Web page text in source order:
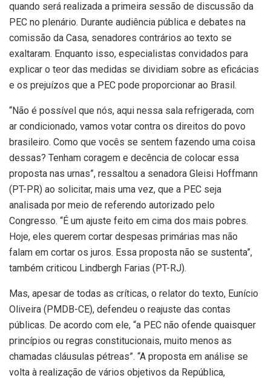
quando será realizada a primeira sessão de discussão da
PEC no plenário. Durante audiência pública e debates na
comissão da Casa, senadores contrários ao texto se
exaltaram. Enquanto isso, especialistas convidados para
explicar o teor das medidas se dividiam sobre as eficácias
e os prejuízos que a PEC pode proporcionar ao Brasil.
“Não é possível que nós, aqui nessa sala refrigerada, com
ar condicionado, vamos votar contra os direitos do povo
brasileiro. Como que vocês se sentem fazendo uma coisa
dessas? Tenham coragem e decência de colocar essa
proposta nas urnas”, ressaltou a senadora Gleisi Hoffmann
(PT-PR) ao solicitar, mais uma vez, que a PEC seja
analisada por meio de referendo autorizado pelo
Congresso. “É um ajuste feito em cima dos mais pobres.
Hoje, eles querem cortar despesas primárias mas não
falam em cortar os juros. Essa proposta não se sustenta”,
também criticou Lindbergh Farias (PT-RJ).
Mas, apesar de todas as críticas, o relator do texto, Eunício
Oliveira (PMDB-CE), defendeu o reajuste das contas
públicas. De acordo com ele, “a PEC não ofende quaisquer
princípios ou regras constitucionais, muito menos as
chamadas cláusulas pétreas”. “A proposta em análise se
volta à realização de vários objetivos da República,